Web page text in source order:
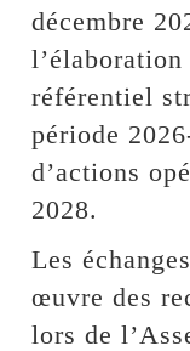
décembre
l’élaboration
référentiel
période
d’actions
2028.
Les
œuvre des
lors de